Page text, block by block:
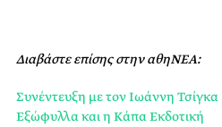
Διαβάστε επίσης στην αθηΝΕΑ:
Συνέντευξη με τον Ιωάννη Τσίγκα
Εξώφυλλα και η Κάπα Εκδοτική